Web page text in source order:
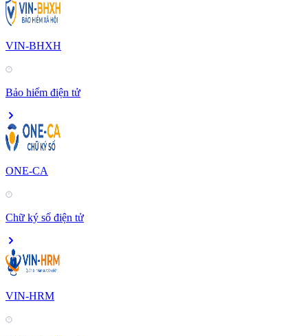
VIN-BHXH
Bảo hiểm điện tử
ONE-CA
Chữ ký số điện tử
VIN-HRM